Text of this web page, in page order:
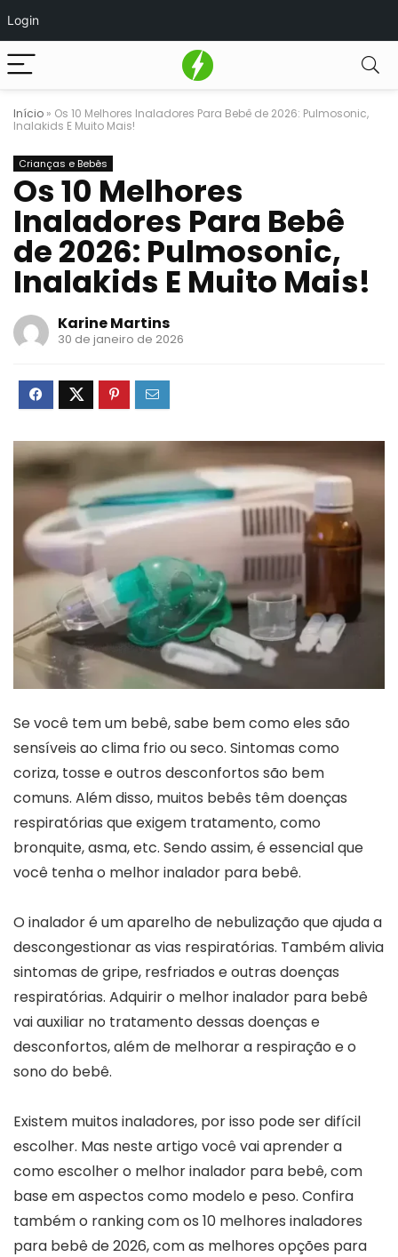
Login
Início » Os 10 Melhores Inaladores Para Bebê de 2026: Pulmosonic,
Inalakids E Muito Mais!
Crianças e Bebês
Os 10 Melhores
Inaladores Para Bebê
de 2026: Pulmosonic,
Inalakids E Muito Mais!
Karine Martins
30 de janeiro de 2026
Se você tem um bebê, sabe bem como eles são
sensíveis ao clima frio ou seco. Sintomas como
coriza, tosse e outros desconfortos são bem
comuns. Além disso, muitos bebês têm doenças
respiratórias que exigem tratamento, como
bronquite, asma, etc. Sendo assim, é essencial que
você tenha o melhor inalador para bebê.
O inalador é um aparelho de nebulização que ajuda a
descongestionar as vias respiratórias. Também alivia
sintomas de gripe, resfriados e outras doenças
respiratórias. Adquirir o melhor inalador para bebê
vai auxiliar no tratamento dessas doenças e
desconfortos, além de melhorar a respiração e o
sono do bebê.
Existem muitos inaladores, por isso pode ser difícil
escolher. Mas neste artigo você vai aprender a
como escolher o melhor inalador para bebê, com
base em aspectos como modelo e peso. Confira
também o ranking com os 10 melhores inaladores
para bebê de 2026, com as melhores opções para